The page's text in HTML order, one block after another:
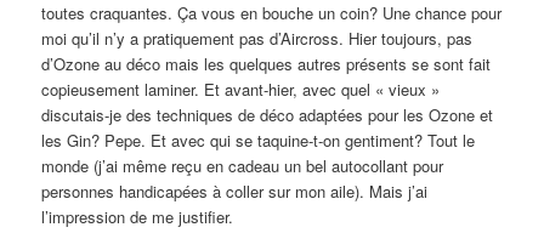
toutes craquantes. Ça vous en bouche un coin? Une chance pour
moi qu’il n’y a pratiquement pas d’Aircross. Hier toujours, pas
d’Ozone au déco mais les quelques autres présents se sont fait
copieusement laminer. Et avant-hier, avec quel « vieux »
discutais-je des techniques de déco adaptées pour les Ozone et
les Gin? Pepe. Et avec qui se taquine-t-on gentiment? Tout le
monde (j’ai même reçu en cadeau un bel autocollant pour
personnes handicapées à coller sur mon aile). Mais j’ai
l’impression de me justifier.